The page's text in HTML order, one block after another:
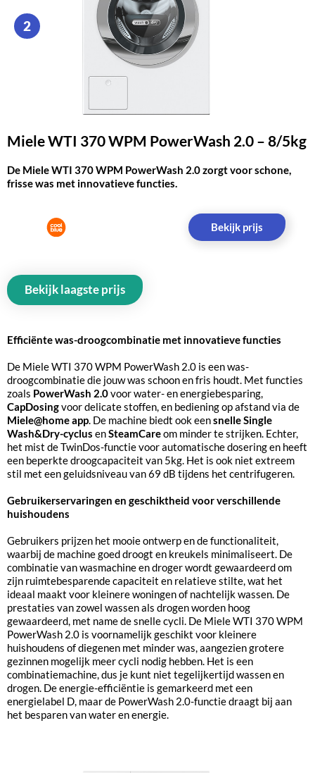
2
Miele WTI 370 WPM PowerWash 2.0 – 8/5kg
De Miele WTI 370 WPM PowerWash 2.0 zorgt voor schone,
frisse was met innovatieve functies.
Bekijk prijs
Bekijk laagste prijs
Efficiënte was-droogcombinatie met innovatieve functies
De Miele WTI 370 WPM PowerWash 2.0 is een was-
droogcombinatie die jouw was schoon en fris houdt. Met functies
zoals PowerWash 2.0voor water- en energiebesparing,
CapDosingvoor delicate stoffen, en bediening op afstand via de
Miele@home app. De machine biedt ook eensnelle Single
Wash&Dry-cyclus enSteamCareom minder te strijken. Echter,
het mist de TwinDos-functie voor automatische dosering en heeft
een beperkte droogcapaciteit van 5kg. Het is ook niet extreem
stil met een geluidsniveau van 69 dB tijdens het centrifugeren.
Gebruikerservaringen en geschiktheid voor verschillende
huishoudens
Gebruikers prijzen het mooie ontwerp en de functionaliteit,
waarbij de machine goed droogt en kreukels minimaliseert. De
combinatie van wasmachine en droger wordt gewaardeerd om
zijn ruimtebesparende capaciteit en relatieve stilte, wat het
ideaal maakt voor kleinere woningen of nachtelijk wassen. De
prestaties van zowel wassen als drogen worden hoog
gewaardeerd, met name de snelle cycli. De Miele WTI 370 WPM
PowerWash 2.0 is voornamelijk geschikt voor kleinere
huishoudens of diegenen met minder was, aangezien grotere
gezinnen mogelijk meer cycli nodig hebben. Het is een
combinatiemachine, dus je kunt niet tegelijkertijd wassen en
drogen. De energie-efficiëntie is gemarkeerd met een
energielabel D, maar de PowerWash 2.0-functie draagt bij aan
het besparen van water en energie.